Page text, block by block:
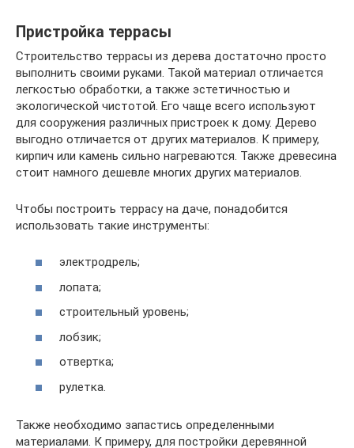
Пристройка террасы
Строительство террасы из дерева достаточно просто
выполнить своими руками. Такой материал отличается
легкостью обработки, а также эстетичностью и
экологической чистотой. Его чаще всего используют
для сооружения различных пристроек к дому. Дерево
выгодно отличается от других материалов. К примеру,
кирпич или камень сильно нагреваются. Также древесина
стоит намного дешевле многих других материалов.
Чтобы построить террасу на даче, понадобится
использовать такие инструменты:
электродрель;
лопата;
строительный уровень;
лобзик;
отвертка;
рулетка.
Также необходимо запастись определенными
материалами. К примеру, для постройки деревянной